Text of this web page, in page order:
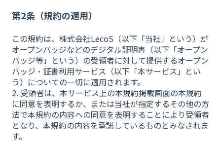
第2条（規約の適用）
この規約は、株式会社LecoS（以下「当社」という）が
オープンバッジなどのデジタル証明書（以下「オープン
バッジ等」という）の受領者に対して提供するオープン
バッジ・証書利用サービス（以下「本サービス」とい
う）についての一切に適用されます。
2. 受領者は、本サービス上の本規約掲載画面の本規約
に同意を表明するか、または当社が指定するその他の方
法で本規約の内容への同意を表明することにより受領者
となり、本規約の内容を承諾しているものとみなされま
す。